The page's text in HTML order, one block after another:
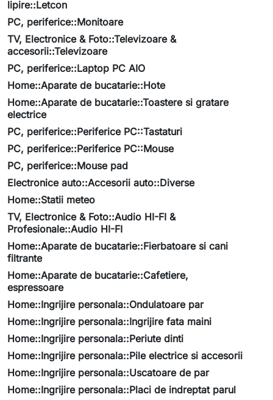
lipire::Letcon
PC, periferice::Monitoare
TV, Electronice & Foto::Televizoare &
accesorii::Televizoare
PC, periferice::Laptop PC AIO
Home::Aparate de bucatarie::Hote
Home::Aparate de bucatarie::Toastere si gratare
electrice
PC, periferice::Periferice PC::Tastaturi
PC, periferice::Periferice PC::Mouse
PC, periferice::Mouse pad
Electronice auto::Accesorii auto::Diverse
Home::Statii meteo
TV, Electronice & Foto::Audio HI-FI &
Profesionale::Audio HI-FI
Home::Aparate de bucatarie::Fierbatoare si cani
filtrante
Home::Aparate de bucatarie::Cafetiere,
espressoare
Home::Ingrijire personala::Ondulatoare par
Home::Ingrijire personala::Ingrijire fata maini
Home::Ingrijire personala::Periute dinti
Home::Ingrijire personala::Pile electrice si accesorii
Home::Ingrijire personala::Uscatoare de par
Home::Ingrijire personala::Placi de indreptat parul